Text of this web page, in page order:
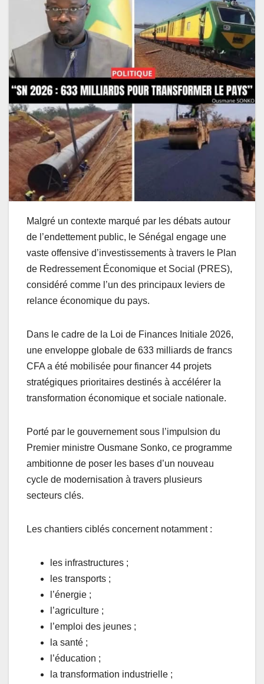
Malgré un contexte marqué par les débats autour
de l’endettement public, le Sénégal engage une
vaste offensive d’investissements à travers le Plan
de Redressement Économique et Social (PRES),
considéré comme l’un des principaux leviers de
relance économique du pays.
Dans le cadre de la Loi de Finances Initiale 2026,
une enveloppe globale de 633 milliards de francs
CFA a été mobilisée pour financer 44 projets
stratégiques prioritaires destinés à accélérer la
transformation économique et sociale nationale.
Porté par le gouvernement sous l’impulsion du
Premier ministre Ousmane Sonko, ce programme
ambitionne de poser les bases d’un nouveau
cycle de modernisation à travers plusieurs
secteurs clés.
Les chantiers ciblés concernent notamment :
les infrastructures ;
les transports ;
l’énergie ;
l’agriculture ;
l’emploi des jeunes ;
la santé ;
l’éducation ;
la transformation industrielle ;